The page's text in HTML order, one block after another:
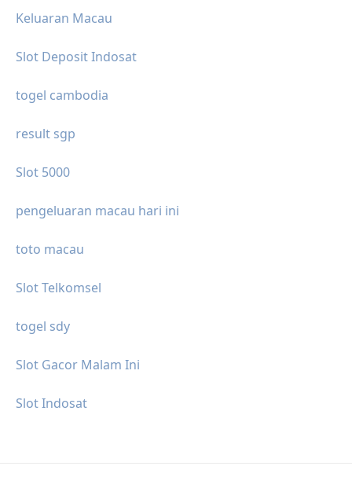
Keluaran Macau
Slot Deposit Indosat
togel cambodia
result sgp
Slot 5000
pengeluaran macau hari ini
toto macau
Slot Telkomsel
togel sdy
Slot Gacor Malam Ini
Slot Indosat